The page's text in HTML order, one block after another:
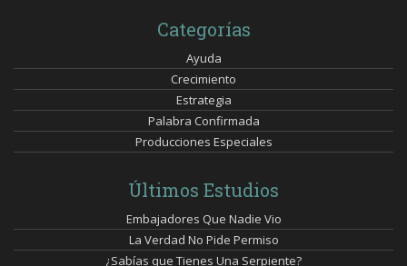
Categorías
Ayuda
Crecimiento
Estrategia
Palabra Confirmada
Producciones Especiales
Últimos Estudios
Embajadores Que Nadie Vio
La Verdad No Pide Permiso
¿Sabías que Tienes Una Serpiente?